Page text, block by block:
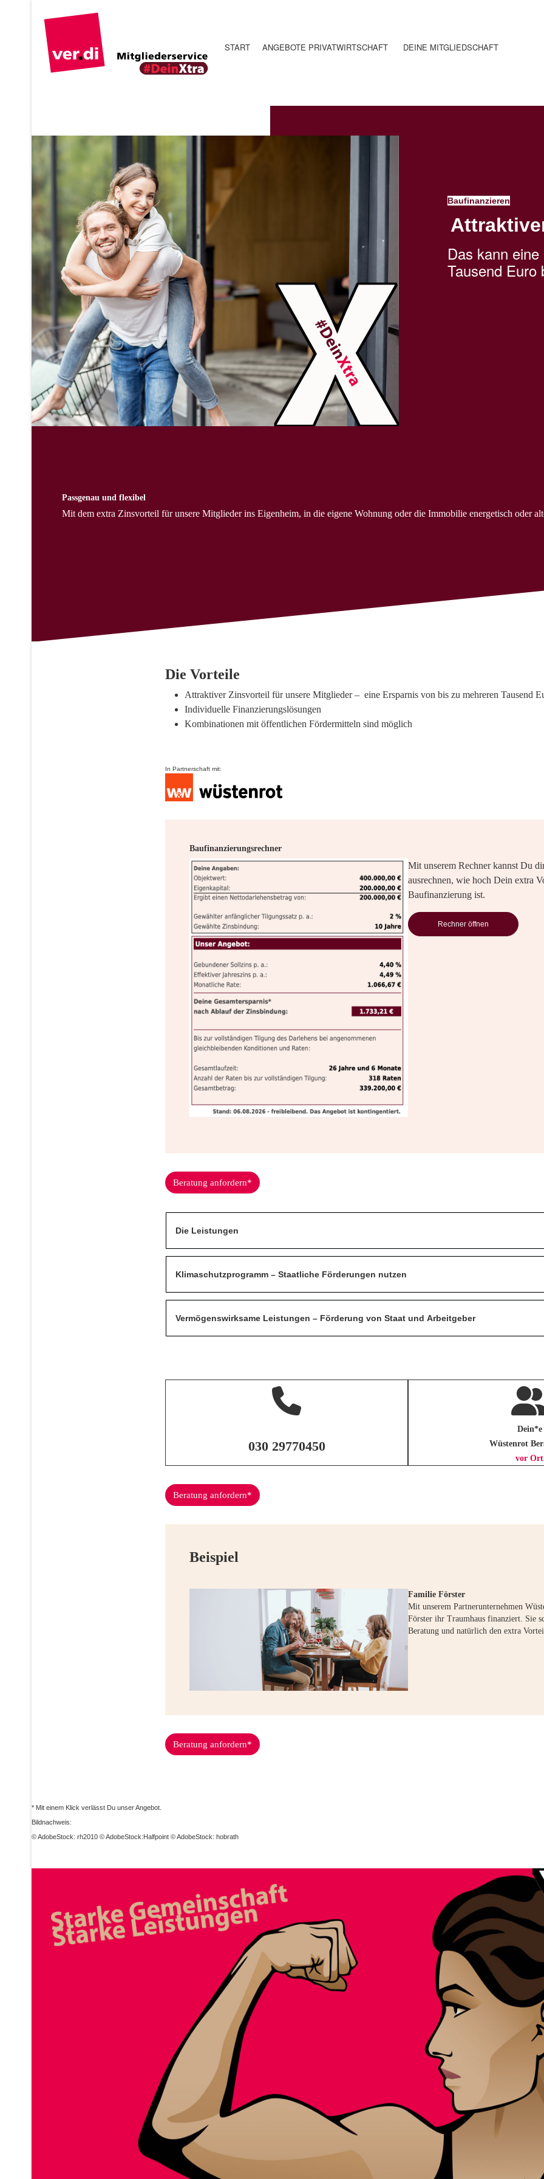
START ANGEBOTE PRIVATWIRTSCHAFT DEINE MITGLIEDSCHAFT
Baufinanzieren
Das kann
Tausend Euro
Passgenau und flexibel
Mit dem extra Zinsvorteil für unsere Mitglieder ins Eigenheim, in die eigene Wohnung oder die Immobilie energetisch oder
Die Vorteile
Attraktiver Zinsvorteil für unsere Mitglieder – eine Ersparnis von bis zu mehreren Tausend
Individuelle Finanzierungslösungen
Kombinationen mit öffentlichen Fördermitteln sind möglich
In Partnerschaft mit:
Baufinanzierungsrechner
Mit unserem Rechner kannst Du
ausrechnen, wie hoch Dein extra
Baufinanzierung ist.
Rechner öffnen
Beratung anfordern*
Die Leistungen
Klimaschutzprogramm – Staatliche Förderungen nutzen
Vermögenswirksame Leistungen – Förderung von Staat und Arbeitgeber
030 29770450
Dein*e
Wüstenrot
vor Ort
Beratung anfordern*
Beispiel
Familie Förster
Mit unserem Partnerunternehmen
Förster ihr Traumhaus finanziert. Sie
Beratung und natürlich den extra
Beratung anfordern*
* Mit einem Klick verlässt Du unser Angebot.
Bildnachweis:
© AdobeStock: rh2010 © AdobeStock:Halfpoint © AdobeStock: hobrath